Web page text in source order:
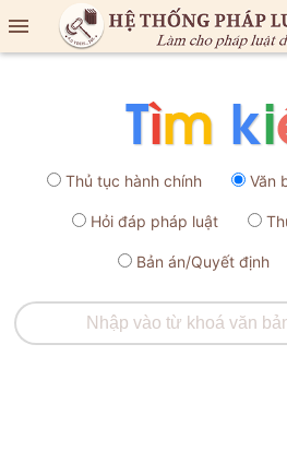

Thủ tục hành chính Văn
Hỏi đáp pháp luật
Bản án/Quyết định